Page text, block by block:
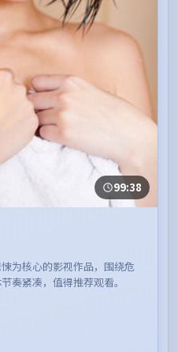
99:38
为核心的影视作品，围绕危
奏紧凑，值得推荐观看。